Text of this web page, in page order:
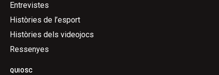
QUIOSC
Entrevistes
Històries de l’esport
Històries dels videojocs
Ressenyes